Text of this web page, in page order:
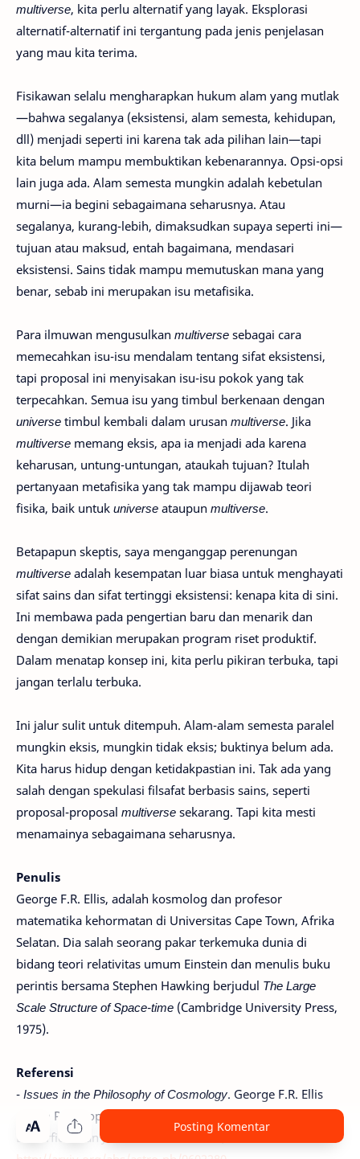
multiverse, kita perlu alternatif yang layak. Eksplorasi
alternatif-alternatif ini tergantung pada jenis penjelasan
yang mau kita terima.
Fisikawan selalu mengharapkan hukum alam yang mutlak
—bahwa segalanya (eksistensi, alam semesta, kehidupan,
dll) menjadi seperti ini karena tak ada pilihan lain—tapi
kita belum mampu membuktikan kebenarannya. Opsi-opsi
lain juga ada. Alam semesta mungkin adalah kebetulan
murni—ia begini sebagaimana seharusnya. Atau
segalanya, kurang-lebih, dimaksudkan supaya seperti ini—
tujuan atau maksud, entah bagaimana, mendasari
eksistensi. Sains tidak mampu memutuskan mana yang
benar, sebab ini merupakan isu metafisika.
Para ilmuwan mengusulkan multiverse sebagai cara
memecahkan isu-isu mendalam tentang sifat eksistensi,
tapi proposal ini menyisakan isu-isu pokok yang tak
terpecahkan. Semua isu yang timbul berkenaan dengan
universe timbul kembali dalam urusan multiverse. Jika
multiverse memang eksis, apa ia menjadi ada karena
keharusan, untung-untungan, ataukah tujuan? Itulah
pertanyaan metafisika yang tak mampu dijawab teori
fisika, baik untuk universe ataupun multiverse.
Betapapun skeptis, saya menganggap perenungan
multiverse adalah kesempatan luar biasa untuk menghayati
sifat sains dan sifat tertinggi eksistensi: kenapa kita di sini.
Ini membawa pada pengertian baru dan menarik dan
dengan demikian merupakan program riset produktif.
Dalam menatap konsep ini, kita perlu pikiran terbuka, tapi
jangan terlalu terbuka.
Ini jalur sulit untuk ditempuh. Alam-alam semesta paralel
mungkin eksis, mungkin tidak eksis; buktinya belum ada.
Kita harus hidup dengan ketidakpastian ini. Tak ada yang
salah dengan spekulasi filsafat berbasis sains, seperti
proposal-proposal multiverse sekarang. Tapi kita mesti
menamainya sebagaimana seharusnya.
Penulis
George F.R. Ellis, adalah kosmolog dan profesor
matematika kehormatan di Universitas Cape Town, Afrika
Selatan. Dia salah seorang pakar terkemuka dunia di
bidang teori relativitas umum Einstein dan menulis buku
perintis bersama Stephen Hawking berjudul The Large
Scale Structure of Space-time (Cambridge University Press,
1975).
Referensi
- Issues in the Philosophy of Cosmology. George F.R. Ellis
dalam Philosophy of Physics. Disunting oleh Jeremy
Butterfield dan John Earman. Elsevier, 2006.
Posting Komentar